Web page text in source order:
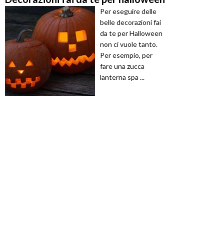
Per eseguire delle
belle decorazioni fai
da te per Halloween
non ci vuole tanto.
Per esempio, per
fare una zucca
lanterna spa ...